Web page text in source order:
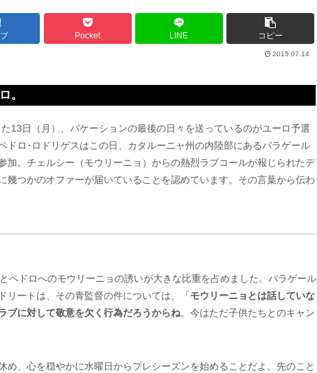
Pocket LINE コピー
2015.07.14
。
13日（月）、バケーションの最後の日々を送っているのがユーロ予選
ドロ･ロドリゲスはこの日、カタルーニャ州の内陸部にあるバラゲール
加。チェルシー（モウリーニョ）からの熱烈ラブコールが報じられたデ
幾つかのオファーが届いていることを認めています。その言葉から伝わ
ペドロへのモウリーニョの誘いが大きな比重を占めました。バラゲール
ートは、その青監督の件については、「 モウリーニョとは話していな
ブに対して敬意を欠く行為だろうからね。今はただ子供たちとのキャン
め、心を穏やかに水曜日からプレシーズンを始めることだよ。先のこと